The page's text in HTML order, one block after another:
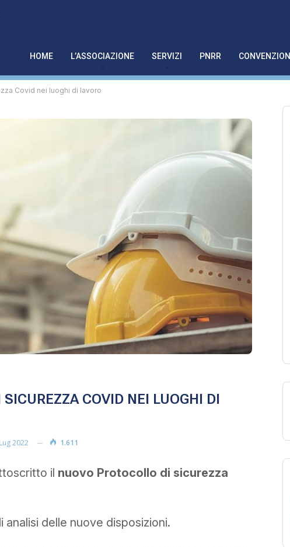
HOME L’ASSOCIAZIONE SERVIZI PNRR CONVENZIONI
Covid nei luoghi di lavoro
COVID NEI LUOGHI DI
2022 1.611
il nuovo Protocollo di sicurezza
delle nuove disposizioni.